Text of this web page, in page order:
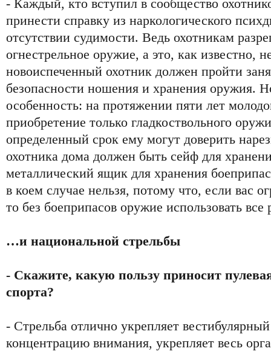
- Каждый, кто вступил в сообщество
принести справку из наркологического
отсутствии судимости. Ведь охотникам
огнестрельное оружие, а это, как известно,
новоиспеченный охотник должен пройти
безопасности ношения и хранения оружия.
особенность: на протяжении пяти лет
приобретение только гладкоствольного
определенный срок ему могут доверить
охотника дома должен быть сейф для
металлический ящик для хранения
в коем случае нельзя, потому что, если вас
то без боеприпасов оружие использовать все
…и национальной стрельбы
- Скажите, какую пользу приносит
спорта?
- Стрельба отлично укрепляет
концентрацию внимания, укрепляет весь